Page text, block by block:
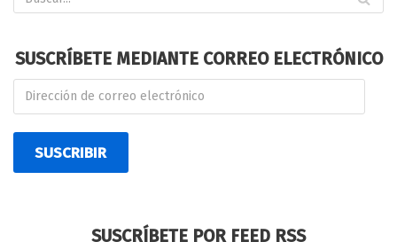
SUSCRÍBETE MEDIANTE CORREO ELECTRÓNICO
SUSCRIBIR
SUSCRÍBETE POR FEED RSS